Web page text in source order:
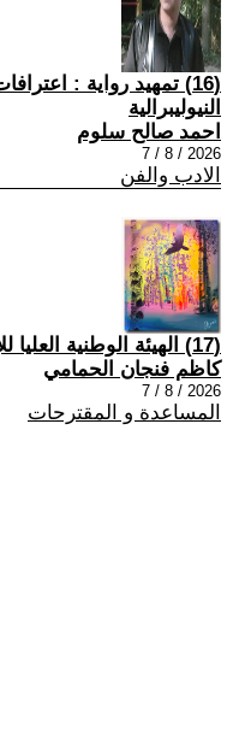
(16) تمهيد رواية :
النيوليبرالية
احمد صالح سلوم
2026 / 8 / 7
الادب والفن
(17) الهيئة الوطنية العليا للإصلاح
كاظم فنجان الحمامي
2026 / 8 / 7
المساعدة و المقترحات